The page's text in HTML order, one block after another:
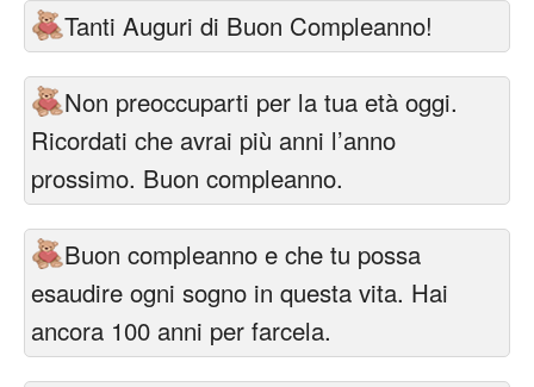
Tanti Auguri di Buon Compleanno!
Non preoccuparti per la tua età oggi.
Ricordati che avrai più anni l’anno
prossimo. Buon compleanno.
Buon compleanno e che tu possa
esaudire ogni sogno in questa vita. Hai
ancora 100 anni per farcela.